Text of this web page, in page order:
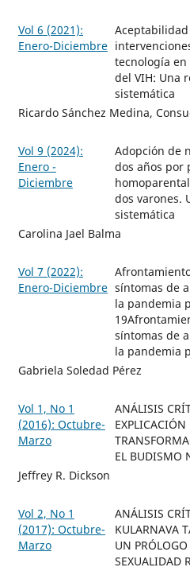
Vol 6 (2021):
Enero-Diciembre
tecnología
del VIH: Una
sistemática
Ricardo Sánchez Medina,
Vol 9 (2024):
Enero -
Diciembre
Adopción de
dos años por
dos varones.
sistemática
Carolina Jael Balma
Vol 7 (2022):
Enero-Diciembre síntomas de
la pandemia
síntomas de
la pandemia
Gabriela Soledad Pérez
Vol 1, No 1
(2016): Octubre-
Marzo
ANÁLISIS
EXPLICACIÓN
EL BUDISMO
Jeffrey R. Dickson
Vol 2, No 1
(2017): Octubre-
Marzo
ANÁLISIS
KULARNAVA
UN
SEXUALIDAD